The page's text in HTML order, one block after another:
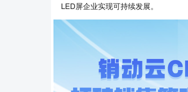
LED屏企业实现可持续发展。